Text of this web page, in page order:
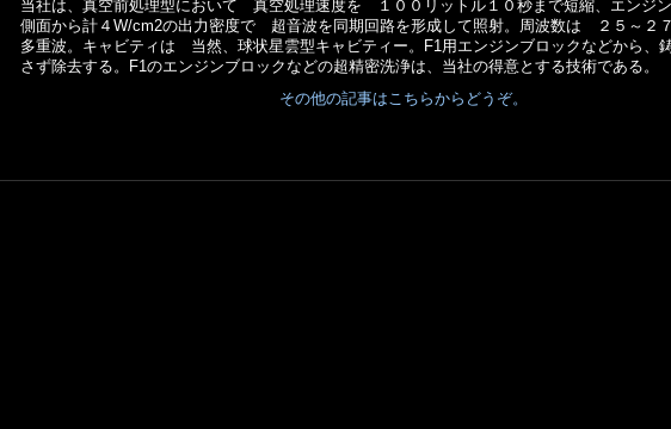
当社は、真空前処理型において 真空処理速度を １００リットル１０秒まで短縮、エンジ
側面から計４W/cm2の出力密度で 超音波を同期回路を形成して照射。周波数は ２５～２
多重波。キャビティは 当然、球状星雲型キャビティー。F1用エンジンブロックなどから
さず除去する。F1のエンジンブロックなどの超精密洗浄は、当社の得意とする技術である。
その他の記事はこちらからどうぞ。